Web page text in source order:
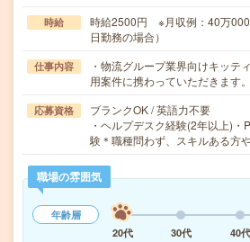
時給
時給2500円 ※月収例：40万
日勤務の場合）
仕事内容
・物流グループ業界向けキッテ
用案件に携わっていただきます
応募資格
ブランクOK / 英語力不要
・ヘルプデスク経験(2年以上)
験＊職種問わず、スキルある方
職場の雰囲気
年齢層
20代
30代 40代